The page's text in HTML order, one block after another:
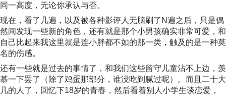
同一高度，无论你承认与否。
现在，看了几遍，以及被各种影评人无脑刷了N遍之后，只是偶
然间发现一些新的角色，还有就是那个小男孩确实非常可爱，和
自己比起来我这里就是连小胖都不如的那一类，触及的是一种莫
名的伤感。
还有一些就是过去的事情了，和我们这些留守儿童沾不上边，羡
慕一下罢了（除了鸡蛋那部分，谁没吃到腻过呢）。而且二十大
几的人了，回忆下18岁的青春，然后看着别人小学生谈恋爱，